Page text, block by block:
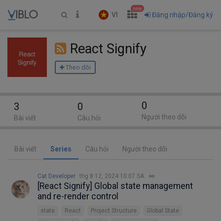
VI
new
Đăng nhập/Đăng ký
React Signify
Theo dõi
Bài viết Series Câu hỏi Người theo dõi
Cat Developer thg 8 12, 2024 10:07 SA
[React Signify] Global state management
and re-render control
state React Project Structure
Global State
3
Bài viết
0
Câu hỏi
0
Người theo dõi